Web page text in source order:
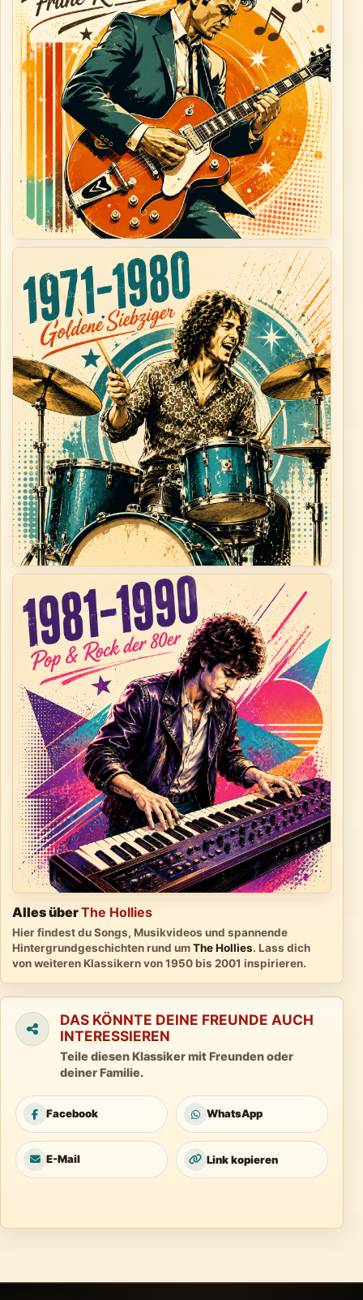
Alles überThe Hollies
Hier findest du Songs, Musikvideos und spannende
Hintergrundgeschichten rund umThe Hollies. Lass dich
von weiteren Klassikern von 1950 bis 2001 inspirieren.
DAS KÖNNTE DEINE FREUNDE AUCH
INTERESSIEREN
Teile diesen Klassiker mit Freunden oder
deiner Familie.
Facebook WhatsApp
E-Mail Link kopieren